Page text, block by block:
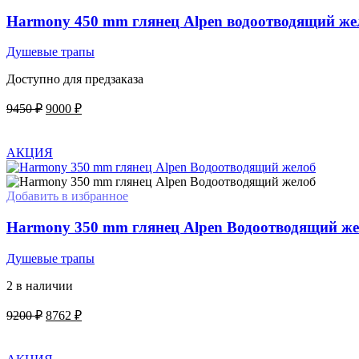
Harmony 450 mm глянец Alpen водоотводящий
Душевые трапы
Доступно для предзаказа
9450₽ Первоначальная
9450 ₽.
9000 ₽Текущая
АКЦИЯ
Добавить в избранное
Harmony 350 mm глянец Alpen Водоотводящий
Душевые трапы
2 в наличии
9200₽ Первоначальная
8762 ₽Текущая